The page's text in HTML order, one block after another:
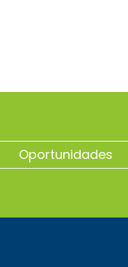
Oportunidades